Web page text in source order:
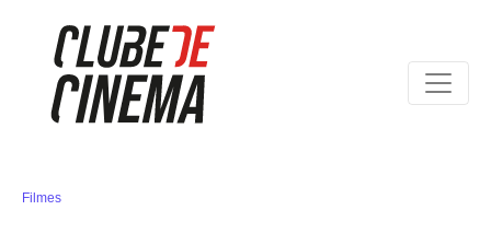
Filmes